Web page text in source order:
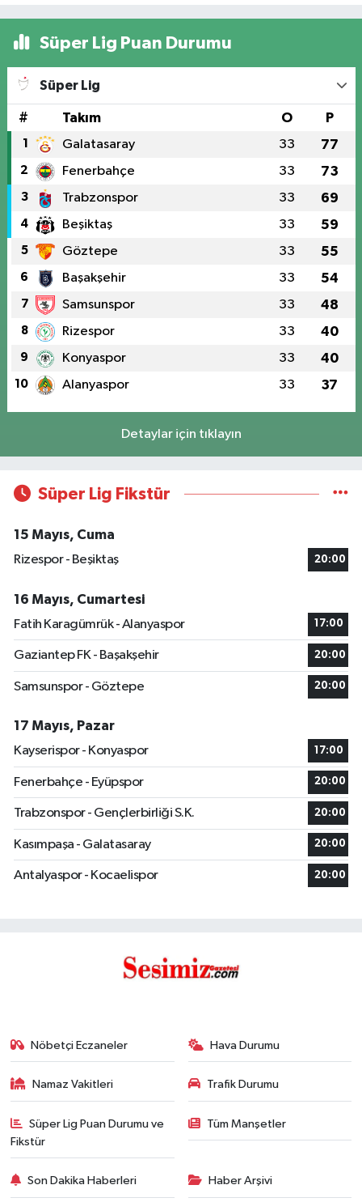
Süper Lig Puan Durumu
Süper Lig
# Takım O P
1 Galatasaray 33 77
2 Fenerbahçe 33 73
3 Trabzonspor 33 69
4 Beşiktaş 33 59
5 Göztepe 33 55
6 Başakşehir 33 54
7 Samsunspor 33 48
8 Rizespor 33 40
9 Konyaspor 33 40
10 Alanyaspor 33 37
Detaylar için tıklayın
Süper Lig Fikstür
15 Mayıs, Cuma
Rizespor - Beşiktaş
20:00
16 Mayıs, Cumartesi
Fatih Karagümrük - Alanyaspor
17:00
Gaziantep FK - Başakşehir 20:00
Samsunspor - Göztepe 20:00
17 Mayıs, Pazar
Kayserispor - Konyaspor
17:00
Fenerbahçe - Eyüpspor 20:00
Trabzonspor - Gençlerbirliği S.K. 20:00
Kasımpaşa - Galatasaray 20:00
Antalyaspor - Kocaelispor 20:00
Nöbetçi Eczaneler Hava Durumu
Namaz Vakitleri Trafik Durumu
Süper Lig Puan Durumu ve
Fikstür
Tüm Manşetler
Son Dakika Haberleri Haber Arşivi